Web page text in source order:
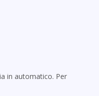
in automatico. Per